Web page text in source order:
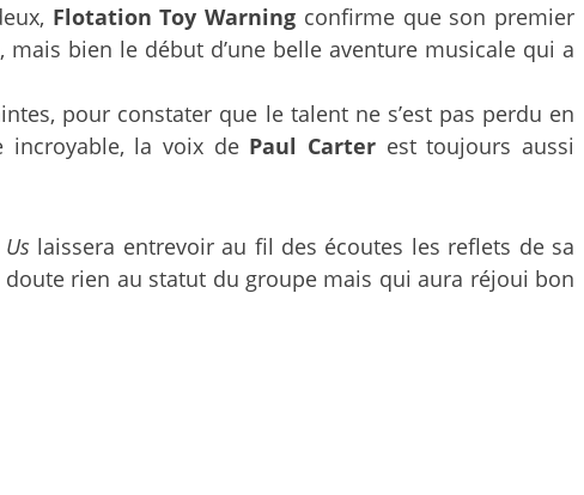
Flotation Toy Warning confirme que son premier
mais bien le début d’une belle aventure musicale qui a
pour constater que le talent ne s’est pas perdu en
incroyable, la voix de Paul Carter est toujours aussi
laissera entrevoir au fil des écoutes les reflets de sa
rien au statut du groupe mais qui aura réjoui bon